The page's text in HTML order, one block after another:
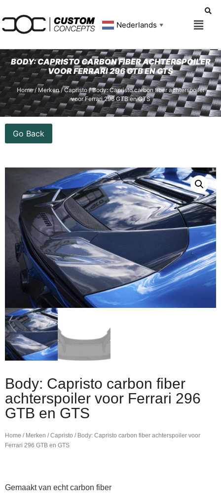
Nederlands ▼
BODY: CAPRISTO CARBON FIBER ACHTERSPOILER
VOOR FERRARI 296 GTB EN GTS
Home/ Merken/Capristo/ Body: Capristo carbon fiber achterspoiler
voor Ferrari 296 GTB en GTS
Go Back
Body: Capristo carbon fiber
achterspoiler voor Ferrari 296
GTB en GTS
Home / Merken /Capristo / Body: Capristo carbon fiber achterspoiler voor
Ferrari 296 GTB en GTS
Gemaakt van echt carbon fiber